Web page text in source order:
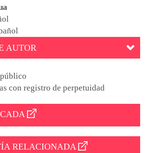
AUTOR
con registro de perpetuidad
RELACIONADA